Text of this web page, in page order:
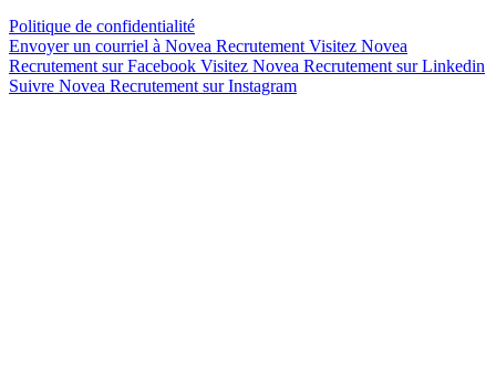
Politique de confidentialité
Envoyer un courriel à Novea Recrutement Visitez Novea
Recrutement sur Facebook Visitez Novea Recrutement sur Linkedin
Suivre Novea Recrutement sur Instagram